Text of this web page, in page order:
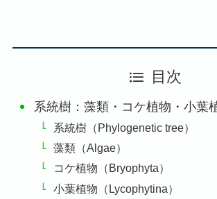
目次
系統樹：藻類・コケ植物・小葉
系統樹（Phylogenetic tree）
藻類（Algae）
コケ植物（Bryophyta）
小葉植物（Lycophytina）